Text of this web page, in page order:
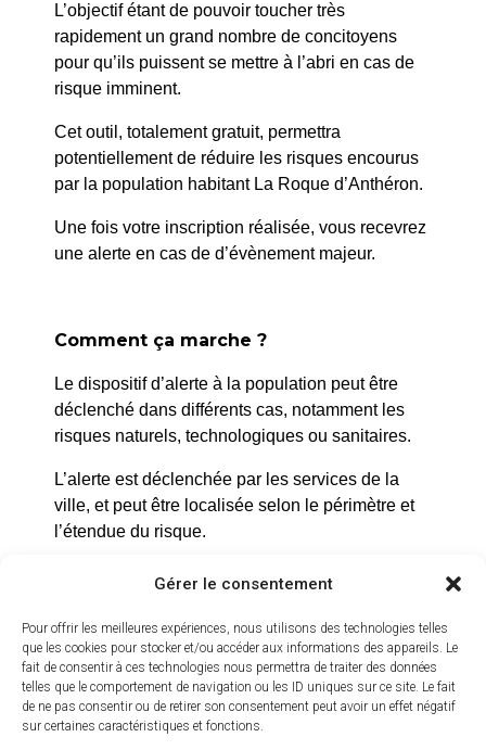
Gérer le consentement
Pour offrir les meilleures expériences, nous utilisons des technologies telles
que les cookies pour stocker et/ou accéder aux informations des appareils. Le
fait de consentir à ces technologies nous permettra de traiter des données
telles que le comportement de navigation ou les ID uniques sur ce site. Le fait
de ne pas consentir ou de retirer son consentement peut avoir un effet négatif
sur certaines caractéristiques et fonctions.
PROVISOIRE DE LA CIRCULATION ET DU
STATIONNEMENT A L’OCCASION DU TELETHON
La Roque d’Anthéron
2 avenue de l’Europe Unie,
13640 La Roque d’Anthéron
04 42 95 70 70
Nous contacter
Horaires d'ouverture
Du lundi au jeudi :
de 8h30 à 11h30 et de 14h à 16h
Le vendredi :
L’objectif étant de pouvoir toucher très
rapidement un grand nombre de concitoyens
pour qu’ils puissent se mettre à l’abri en cas de
risque imminent.
Cet outil, totalement gratuit, permettra
potentiellement de réduire les risques encourus
par la population habitant La Roque d’Anthéron.
Une fois votre inscription réalisée, vous recevrez
une alerte en cas de d’évènement majeur.
Comment ça marche ?
Le dispositif d’alerte à la population peut être
déclenché dans différents cas, notamment les
risques naturels, technologiques ou sanitaires.
L’alerte est déclenchée par les services de la
ville, et peut être localisée selon le périmètre et
l’étendue du risque.
Prenez quelques minutes pour vous inscrire et
https://inscription.cedralis.com/
Comment sont utilisées les données